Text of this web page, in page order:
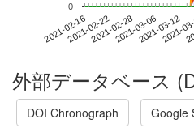
2021-02-162021-02-222021-02-282021-03-062021-03-12
2021-
0
外部データベース
DOI Chronograph Google